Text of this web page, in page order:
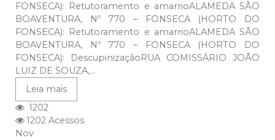
FONSECA): Retutoramento e amarrioALAMEDA SÃO
BOAVENTURA, Nº 770 – FONSECA (HORTO DO
FONSECA): Retutoramento e amarrioALAMEDA SÃO
BOAVENTURA, Nº 770 – FONSECA (HORTO DO
FONSECA): DescupinizaçãoRUA COMISSÁRIO JOÃO
LUIZ DE SOUZA,...
Leia mais
1202
1202 Acessos
Nov